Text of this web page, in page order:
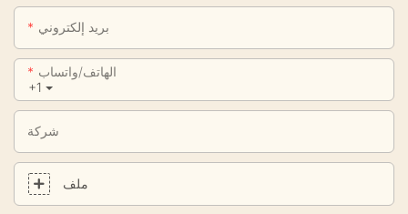
بريد إلكتروني
+1
الهاتف/واتساب
شركة
ملف